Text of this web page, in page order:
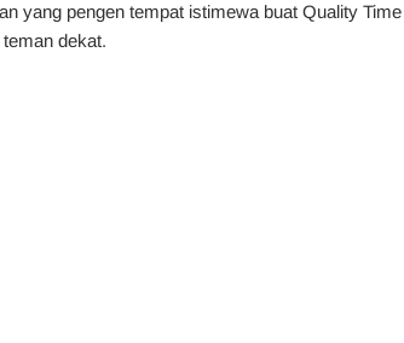
yang pengen tempat istimewa buat Quality Time
dekat.